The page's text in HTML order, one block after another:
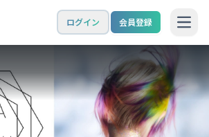
ログイン 会員登録